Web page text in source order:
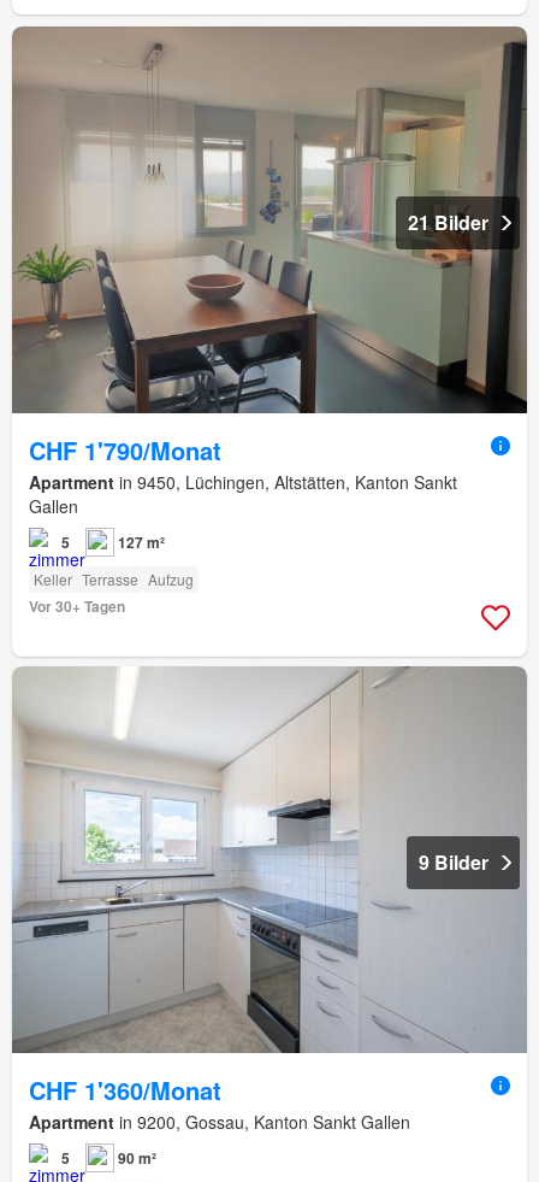
21 Bilder
CHF 1'790/Monat
Apartment in 9450, Lüchingen, Altstätten, Kanton Sankt
Gallen
5 127 m²
Keller Terrasse Aufzug
Vor 30+ Tagen
9 Bilder
CHF 1'360/Monat
Apartment in 9200, Gossau, Kanton Sankt Gallen
5 90 m²